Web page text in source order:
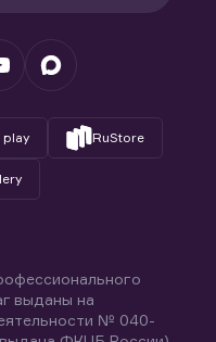
play RuStore
выданы на
№ 040-